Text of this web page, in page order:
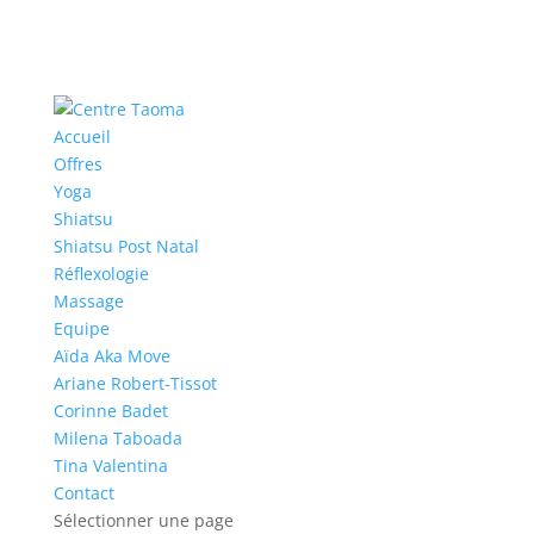
Accueil
Offres
Yoga
Shiatsu
Shiatsu Post Natal
Réflexologie
Massage
Equipe
Aïda Aka Move
Ariane Robert-Tissot
Corinne Badet
Milena Taboada
Tina Valentina
Contact
Sélectionner une page